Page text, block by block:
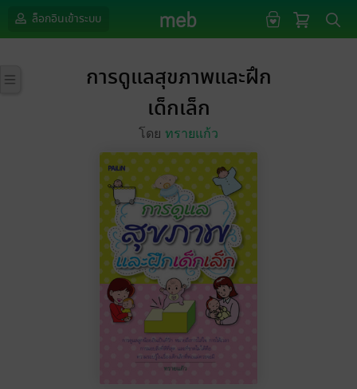
ล็อกอินเข้าระบบ
การดูแลสุขภาพและฝึก
เด็กเล็ก
โดย ทรายแก้ว